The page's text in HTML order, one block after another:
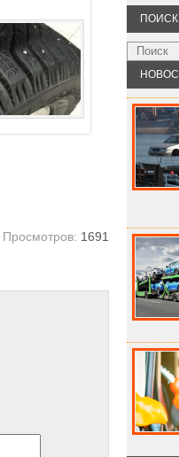
Просмотров: 1691